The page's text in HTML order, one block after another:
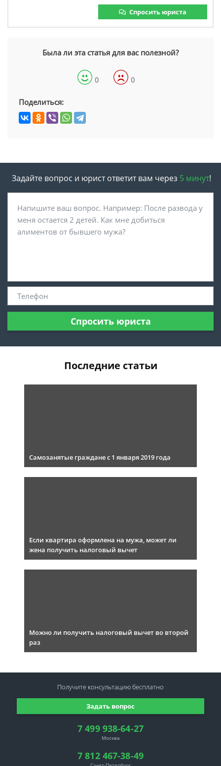
Спросить юриста
Была ли эта статья для вас полезной?
0 0
Поделиться:
Задайте вопрос и юрист ответит вам через 5 минут!
Спросить юриста
Последние статьи
Самозанятые граждане с 1 января 2019 года
Если квартира оформлена на мужа, может ли
жена получить налоговый вычет
Можно ли получить налоговый вычет во второй
раз
7 499 938-64-27
Москва
7 812 467-38-49
Задать вопрос
Получите консультациюбесплатно